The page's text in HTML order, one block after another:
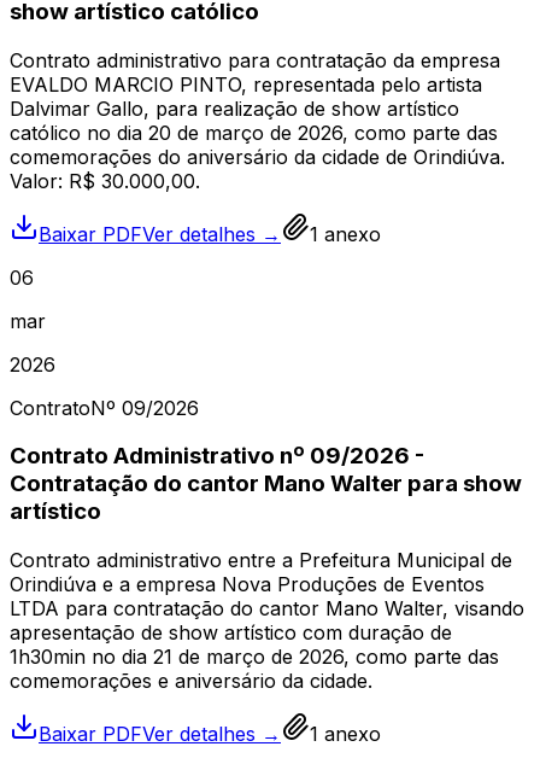
show artístico católico
Contrato administrativo para contratação da empresa
EVALDO MARCIO PINTO, representada pelo artista
Dalvimar Gallo, para realização de show artístico
católico no dia 20 de março de 2026, como parte das
comemorações do aniversário da cidade de Orindiúva.
Valor: R$ 30.000,00.
Baixar PDFVer detalhes → 1 anexo
06
mar
2026
ContratoNº 09/2026
Contrato Administrativo nº 09/2026 -
Contratação do cantor Mano Walter para show
artístico
Contrato administrativo entre a Prefeitura Municipal de
Orindiúva e a empresa Nova Produções de Eventos
LTDA para contratação do cantor Mano Walter, visando
apresentação de show artístico com duração de
1h30min no dia 21 de março de 2026, como parte das
comemorações e aniversário da cidade.
Baixar PDFVer detalhes → 1 anexo